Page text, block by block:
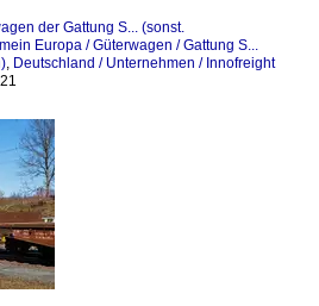
der Gattung S... (sonst.
Europa / Güterwagen / Gattung S...
Deutschland / Unternehmen / Innofreight